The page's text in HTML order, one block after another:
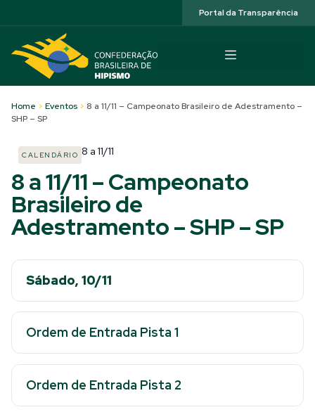
Portal da Transparência
Home > Eventos > 8 a 11/11 – Campeonato Brasileiro de Adestramento –
SHP – SP
CALENDÁRIO 8 a 11/11
8 a 11/11 – Campeonato
Brasileiro de
Adestramento – SHP – SP
Sábado, 10/11
Ordem de Entrada Pista 1
Ordem de Entrada Pista 2